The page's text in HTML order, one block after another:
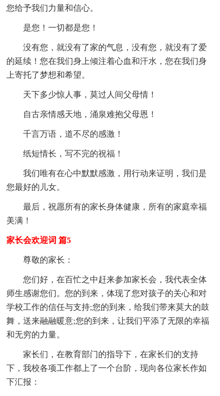
您给予我们力量和信心。
是您！一切都是您！
没有您，就没有了家的气息，没有您，就没有了爱
的延续！您在我们身上倾注着心血和汗水，您在我们身
上寄托了梦想和希望。
天下多少惊人事，莫过人间父母情！
自古亲情感天地，涌泉难抱父母恩！
千言万语，道不尽的感激！
纸短情长，写不完的祝福！
我们唯有在心中默默感激，用行动来证明，我们是
您最好的儿女。
最后，祝愿所有的家长身体健康，所有的家庭幸福
美满！
家长会欢迎词 篇5
尊敬的家长：
您们好，在百忙之中赶来参加家长会，我代表全体
师生感谢您们。您的到来，体现了您对孩子的关心和对
学校工作的信任与支持;您的到来，给我们带来莫大的鼓
舞，送来融融暖意;您的到来，让我们平添了无限的幸福
和无穷的力量。
家长们，在教育部门的指导下，在家长们的支持
下，我校各项工作都上了一个台阶，现向各位家长作如
下汇报：